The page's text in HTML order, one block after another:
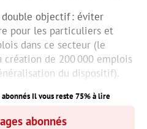
objectif : éviter
pour les particuliers et
dans ce secteur (le
de 200 000 emplois
du dispositif).
Il vous reste75% à lire
abonnés